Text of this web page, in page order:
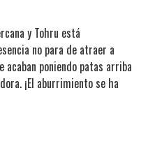
y Tohru está
no para de atraer a
poniendo patas arriba
¡El aburrimiento se ha